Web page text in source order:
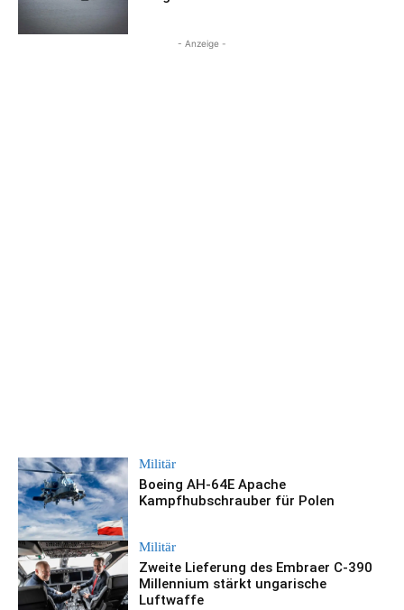
- Anzeige -
Militär
Boeing AH-64E Apache
Kampfhubschrauber für Polen
Militär
Zweite Lieferung des Embraer C-390
Millennium stärkt ungarische
Luftwaffe